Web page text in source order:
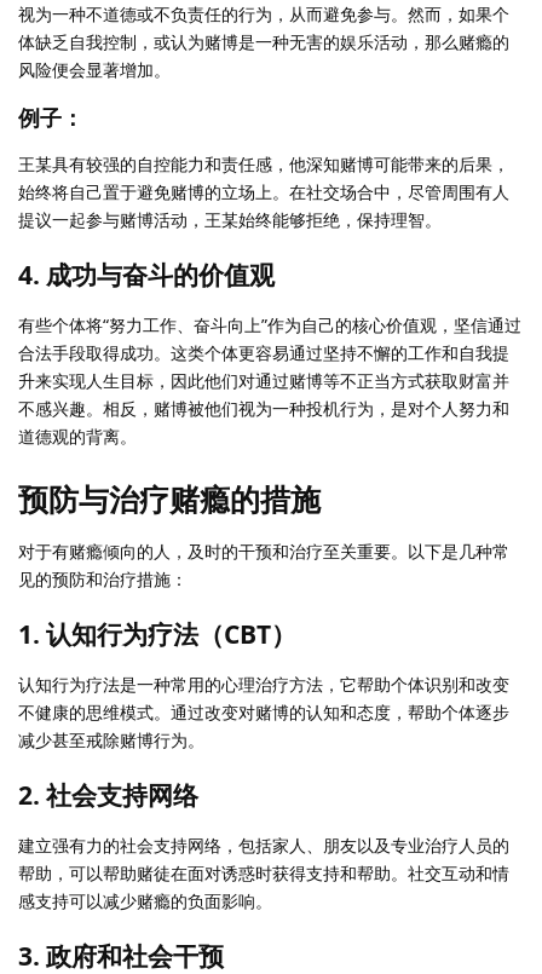
视为一种不道德或不负责任的行为，从而避免参与。然而，如果个
体缺乏自我控制，或认为赌博是一种无害的娱乐活动，那么赌瘾的
风险便会显著增加。
例子：
王某具有较强的自控能力和责任感，他深知赌博可能带来的后果，
始终将自己置于避免赌博的立场上。在社交场合中，尽管周围有人
提议一起参与赌博活动，王某始终能够拒绝，保持理智。
4. 成功与奋斗的价值观
有些个体将“努力工作、奋斗向上”作为自己的核心价值观，坚信通过
合法手段取得成功。这类个体更容易通过坚持不懈的工作和自我提
升来实现人生目标，因此他们对通过赌博等不正当方式获取财富并
不感兴趣。相反，赌博被他们视为一种投机行为，是对个人努力和
道德观的背离。
预防与治疗赌瘾的措施
对于有赌瘾倾向的人，及时的干预和治疗至关重要。以下是几种常
见的预防和治疗措施：
1. 认知行为疗法（CBT）
认知行为疗法是一种常用的心理治疗方法，它帮助个体识别和改变
不健康的思维模式。通过改变对赌博的认知和态度，帮助个体逐步
减少甚至戒除赌博行为。
2. 社会支持网络
建立强有力的社会支持网络，包括家人、朋友以及专业治疗人员的
帮助，可以帮助赌徒在面对诱惑时获得支持和帮助。社交互动和情
感支持可以减少赌瘾的负面影响。
3. 政府和社会干预